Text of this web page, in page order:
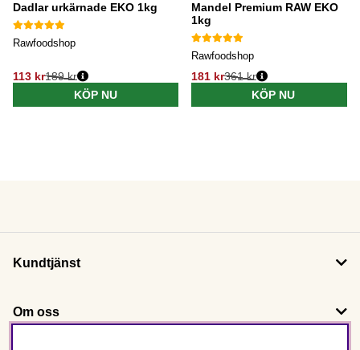
Dadlar urkärnade EKO 1kg
Rawfoodshop
113 kr189 kr
KÖP NU
Mandel Premium RAW EKO
1kg
Rawfoodshop
181 kr361 kr
KÖP NU
Kundtjänst
Om oss